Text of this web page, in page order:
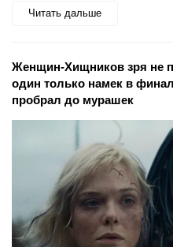
Читать дальше
Женщин-Хищников зря не
один только намек в
пробрал до мурашек